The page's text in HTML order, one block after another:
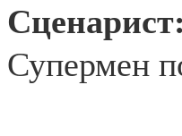
Сценарист:
Супермен